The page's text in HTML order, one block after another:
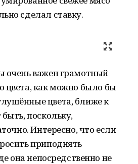
сделал ставку.
очень важен грамотный
цвета, как можно было бы
цвета, ближе к
поскольку,
Интересно, что если
приподнять
она непосредственно не